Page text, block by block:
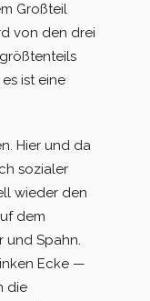
Großteil
von den drei
ist eine
Hier und da
sozialer
wieder den
dem
und Spahn.
Ecke —
die